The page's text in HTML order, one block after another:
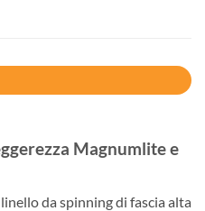
Magnumlite e
da spinning di fascia alta